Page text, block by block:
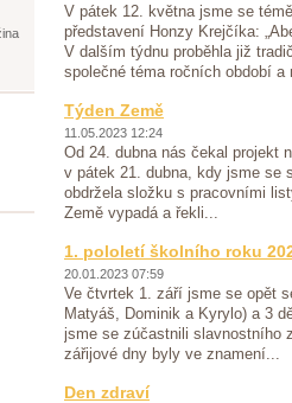
V pátek 12. května jsme se
představení Honzy Krejčíka:
V dalším týdnu proběhla již
společné téma ročních období a
Týden Země
11.05.2023 12:24
Od 24. dubna nás čekal projekt
v pátek 21. dubna, kdy jsme se
obdržela složku s pracovními
Země vypadá a řekli...
1. pololetí školního roku
20.01.2023 07:59
Ve čtvrtek 1. září jsme se opět
Matyáš, Dominik a Kyrylo) a 3
jsme se zúčastnili slavnostního
zářijové dny byly ve znamení...
Den zdraví